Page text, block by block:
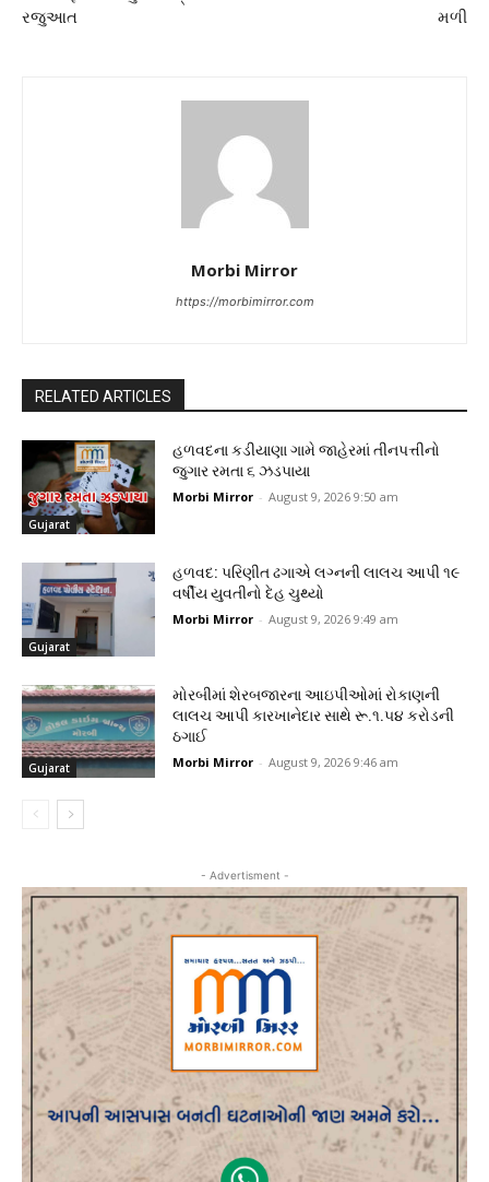
રજુઆત
મળી
Morbi Mirror
https://morbimirror.com
RELATED ARTICLES
Gujarat
હળવદના કડીયાણા ગામે જાહેરમાં તીનપત્તીનો
જુગાર રમતા ૬ ઝડપાયા
Morbi Mirror - August 9, 2026 9:50 am
Gujarat
હળવદ: પરિણીત ઢગાએ લગ્નની લાલચ આપી ૧૯
વર્ષીય યુવતીનો દેહ ચુથ્યો
Morbi Mirror - August 9, 2026 9:49 am
Gujarat
મોરબીમાં શેરબજારના આઇપીઓમાં રોકાણની
લાલચ આપી કારખાનેદાર સાથે રૂ.૧.૫૪ કરોડની
ઠગાઈ
Morbi Mirror - August 9, 2026 9:46 am
- Advertisment -